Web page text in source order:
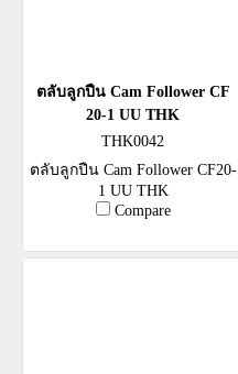
ตลับลูกปืน Cam Follower CF
20-1 UU THK
THK0042
ตลับลูกปืน Cam Follower CF20-
1 UU THK
Compare